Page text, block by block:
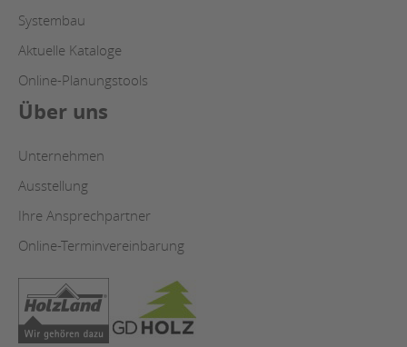
Systembau
Aktuelle Kataloge
Online-Planungstools
Über uns
Unternehmen
Ausstellung
Ihre Ansprechpartner
Online-Terminvereinbarung